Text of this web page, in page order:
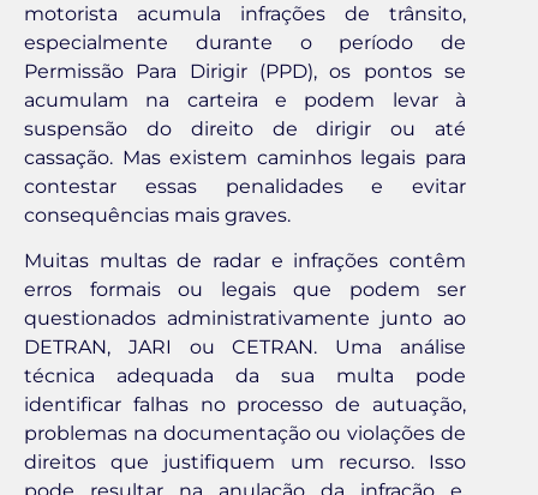
motorista acumula infrações de trânsito,
especialmente durante o período de
Permissão Para Dirigir (PPD), os pontos se
acumulam na carteira e podem levar à
suspensão do direito de dirigir ou até
cassação. Mas existem caminhos legais para
contestar essas penalidades e evitar
consequências mais graves.
Muitas multas de radar e infrações contêm
erros formais ou legais que podem ser
questionados administrativamente junto ao
DETRAN, JARI ou CETRAN. Uma análise
técnica adequada da sua multa pode
identificar falhas no processo de autuação,
problemas na documentação ou violações de
direitos que justifiquem um recurso. Isso